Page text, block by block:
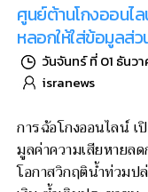
ศูนย์ต้านโกงออนไ
หลอกให้ใส่ข้อมูลส่
วันจันทร์ ที่ 01 ธันว
isranews
การฉ้อโกงออนไลน์​
มูลค่าความเสียหายล
โอกาสวิกฤติน้ำท่วมป